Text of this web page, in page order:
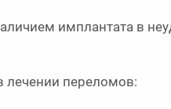
имплантата в
лечении переломов: